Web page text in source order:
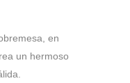
en
un hermoso